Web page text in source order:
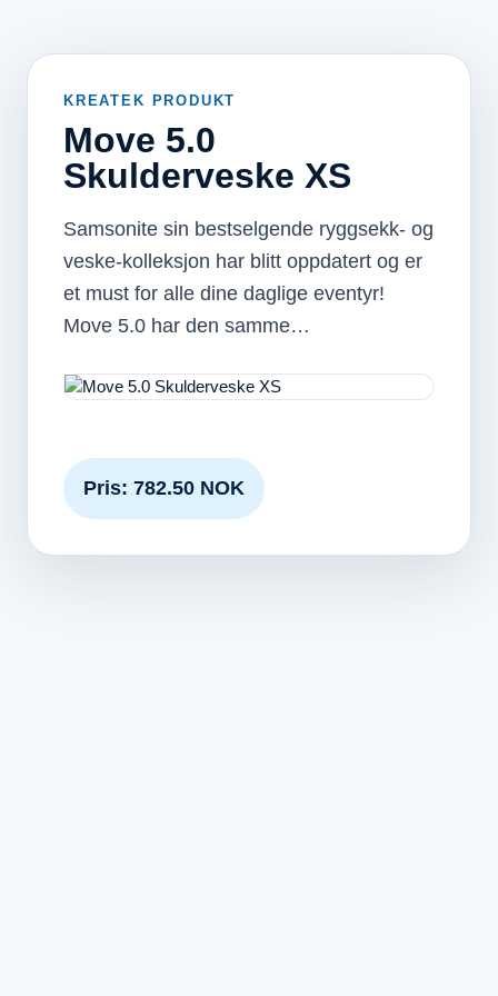
KREATEK PRODUKT
Move 5.0
Skulderveske XS
Samsonite sin bestselgende ryggsekk- og
veske-kolleksjon har blitt oppdatert og er
et must for alle dine daglige eventyr!
Move 5.0 har den samme…
Pris: 782.50 NOK